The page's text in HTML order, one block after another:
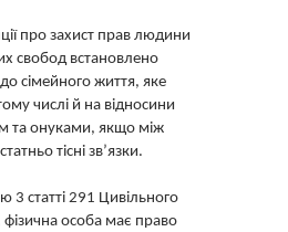
про захист прав людини
свобод встановлено
сімейного життя, яке
числі й на відносини
та онуками, якщо між
тісні зв’язки.
3 статті 291 Цивільного
фізична особа має право